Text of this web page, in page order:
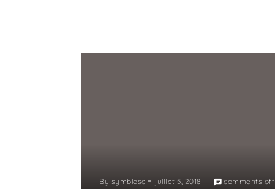
By symbiose juillet 5, 2018 comments off